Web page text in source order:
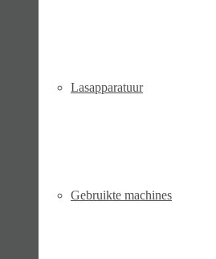
Lasapparatuur
Gebruikte machines